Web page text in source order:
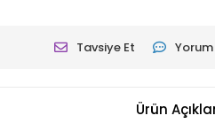
Tavsiye Et Yorum
Ürün